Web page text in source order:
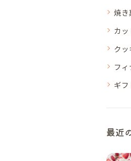
焼き
カ
クッ
フ
ギフ
最近